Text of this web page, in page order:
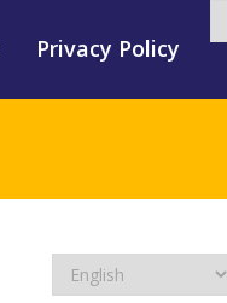
Privacy Policy